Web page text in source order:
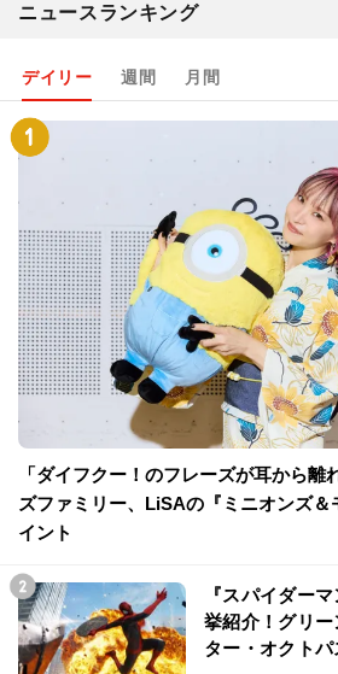
ニュースランキング
デイリー 週間 月間
「ダイフクー！のフレーズが耳から離
ズファミリー、LiSAの『ミニオンズ
イント
『スパイダー
挙紹介！グリ
ター・オクト